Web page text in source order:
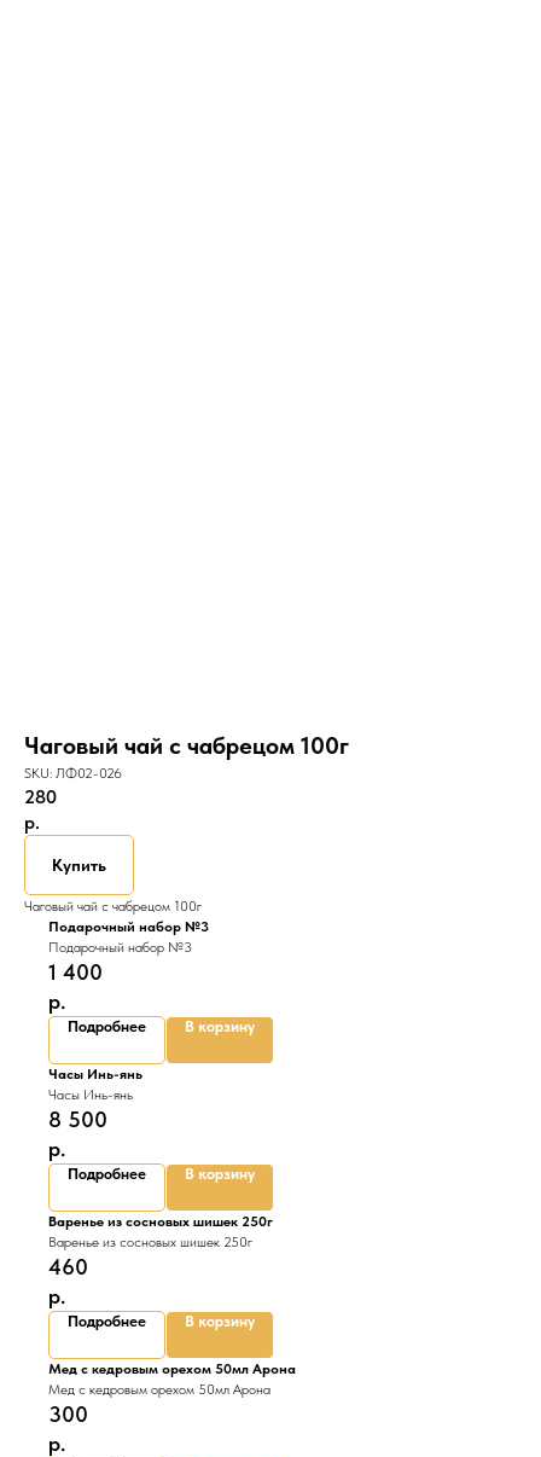
Чаговый чай с чабрецом 100г
SKU: ЛФ02-026
280
р.
Купить
Чаговый чай с чабрецом 100г
Подарочный набор №3
Подарочный набор №3
1 400
р.
Подробнее В корзину
Часы Инь-янь
Часы Инь-янь
8 500
р.
Подробнее В корзину
Варенье из сосновых шишек 250г
Варенье из сосновых шишек 250г
460
р.
Подробнее В корзину
Мед с кедровым орехом 50мл Арона
Мед с кедровым орехом 50мл Арона
300
р.